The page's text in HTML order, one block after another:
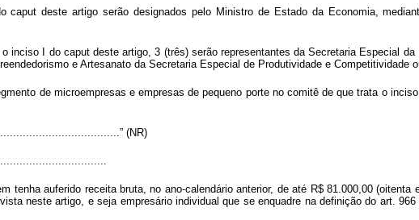
caput deste artigo serão designados pelo Ministro de Estado da Economia,
o inciso I do caputdeste artigo, 3 (três) serão representantes da Secretaria Especial
e Artesanato da Secretaria Especial de Produtividade e Competitividade
de microempresas e empresas de pequeno porte no comitê de que trata o
(NR)
tenha auferido receita bruta, no ano-calendário anterior, de até R$ 81.000,00
neste artigo, e seja empresário individual que se enquadre na definição do art.